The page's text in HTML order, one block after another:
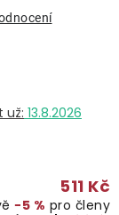
13.8.2026
511 Kč
−5 % pro členy